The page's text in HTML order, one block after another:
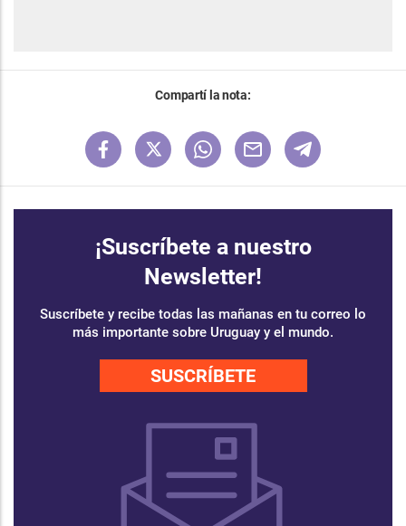
Compartí la nota:
¡Suscríbete a nuestro
Newsletter!
Suscríbete y recibe todas las mañanas en tu correo lo
más importante sobre Uruguay y el mundo.
SUSCRÍBETE